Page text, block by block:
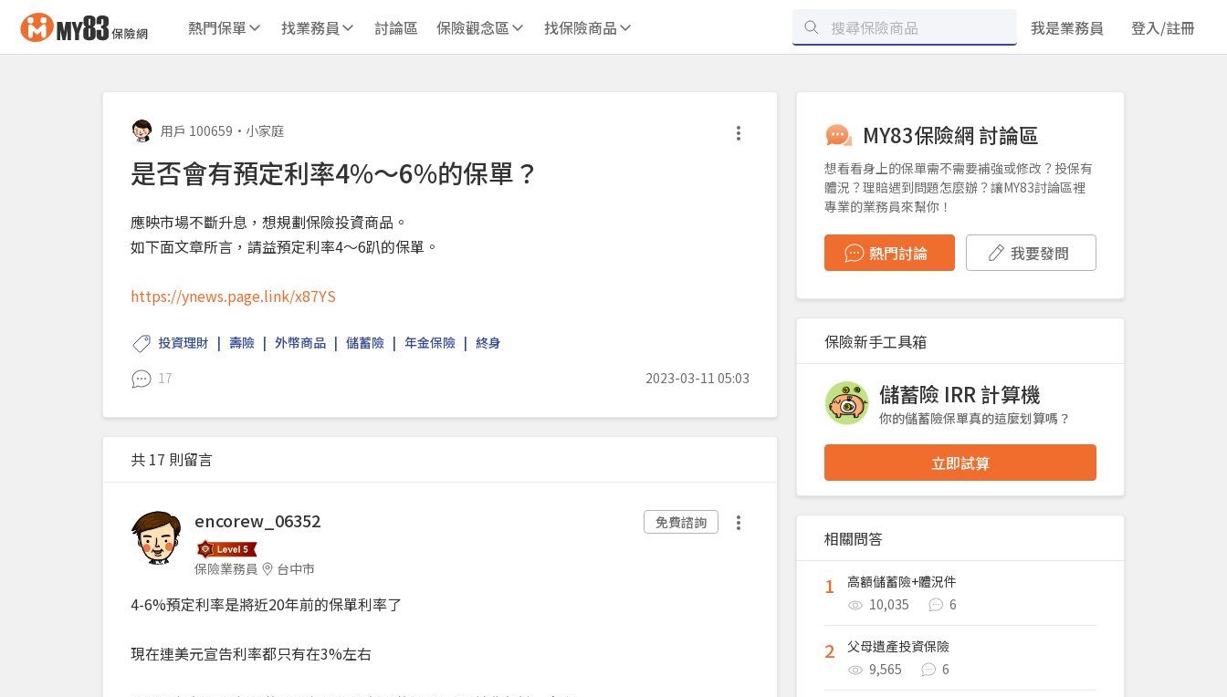
熱門保單 找業務員 討論區 保險觀念區 找保險商品 我是業務員 登入/註冊
用戶 100659 • 小家庭
是否會有預定利率4%～6%的保單？
應映市場不斷升息，想規劃保險投資商品。
如下面文章所言，請益預定利率4～6趴的保單。
https://ynews.page.link/x87YS
投資理財 壽險 外幣商品 儲蓄險 年金保險
終身
17
2023-03-11 05:03
共 17 則留言
encorew_06352
保險業務員 台中市
免費諮詢
4-6%預定利率是將近20年前的保單利率了
現在連美元宣告利率都只有在3%左右
MY83保險網 討論區
想看看身上的保單需不需要補強或修改？投保有
體況？理賠遇到問題怎麼辦？讓MY83討論區裡
專業的業務員來幫你！
熱門討論 我要發問
保險新手工具箱
儲蓄險 IRR 計算機
你的儲蓄險保單真的這麼划算嗎？
立即試算
相關問答
1
高額儲蓄險+體況件
10,035
6
2
父母遺產投資保險
9,565
6